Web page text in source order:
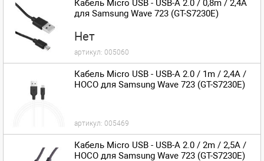
Кабель Micro USB - USB-A 2.0 / 0,8m / 2,4A
для Samsung Wave 723 (GT-S7230E)
Нет
артикул: 005060
Кабель Micro USB - USB-A 2.0 / 1m / 2,4A /
HOCO для Samsung Wave 723 (GT-S7230E)
артикул: 005469
Кабель Micro USB - USB-A 2.0 / 2m / 2,5A /
HOCO для Samsung Wave 723 (GT-S7230E)